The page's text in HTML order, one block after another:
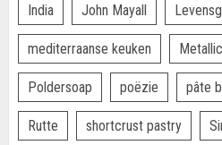
India John Mayall
mediterraanse keuken
Poldersoap poëzie pâte
Rutte shortcrust pastry